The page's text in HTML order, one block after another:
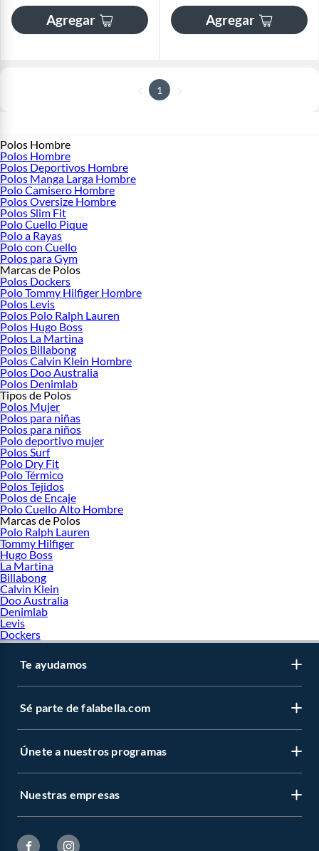
Agregar Agregar
1
Polos Hombre
Polos Hombre
Polos Deportivos Hombre
Polos Manga Larga Hombre
Polo Camisero Hombre
Polos Oversize Hombre
Polos Slim Fit
Polo Cuello Pique
Polo a Rayas
Polo con Cuello
Polos para Gym
Marcas de Polos
Polos Dockers
Polo Tommy Hilfiger Hombre
Polos Levis
Polos Polo Ralph Lauren
Polos Hugo Boss
Polos La Martina
Polos Billabong
Polos Calvin Klein Hombre
Polos Doo Australia
Polos Denimlab
Tipos de Polos
Polos Mujer
Polos para niñas
Polos para niños
Polo deportivo mujer
Polos Surf
Polo Dry Fit
Polo Térmico
Polos Tejidos
Polos de Encaje
Polo Cuello Alto Hombre
Marcas de Polos
Polo Ralph Lauren
Tommy Hilfiger
Hugo Boss
La Martina
Billabong
Calvin Klein
Doo Australia
Denimlab
Levis
Dockers
Te ayudamos
Sé parte de falabella.com
Únete a nuestros programas
Nuestras empresas